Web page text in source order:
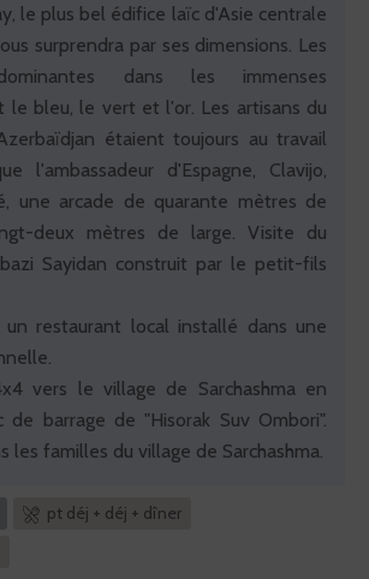
le plus bel édifice laïc d'Asie centrale
surprendra par ses dimensions. Les
dans les immenses
le bleu, le vert et l'or. Les artisans du
étaient toujours au travail
l'ambassadeur d'Espagne, Clavijo,
une arcade de quarante mètres de
deux mètres de large. Visite du
Sayidan construit par le petit-fils
un restaurant local installé dans une
vers le village de Sarchashma en
barrage de "Hisorak Suv Ombori".
les familles du village de Sarchashma.
pt déj + déj + dîner